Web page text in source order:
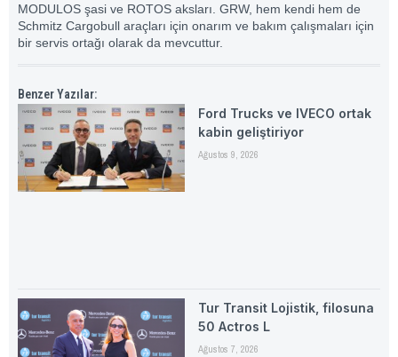
MODULOS şasi ve ROTOS aksları. GRW, hem kendi hem de
Schmitz Cargobull araçları için onarım ve bakım çalışmaları için
bir servis ortağı olarak da mevcuttur.
Benzer Yazılar:
Ford Trucks ve IVECO ortak
kabin geliştiriyor
Ağustos 9, 2026
Tur Transit Lojistik, filosuna
50 Actros L
Ağustos 7, 2026